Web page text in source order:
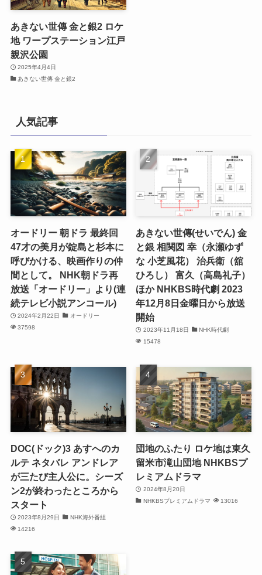
あきない世傳 金と銀2 ロケ
地 ワープステーション江戸
親沢公園
2025年4月4日
あきない世傳 金と銀2
人気記事
オードリー 朝ドラ 最終回
47才の美月が錠島と杉本に
呼びかける、映画作りの仲
間として。 NHK朝ドラ再
放送「オードリー」より(連
続テレビ小説アンコール)
2024年2月22日
オードリー
37598
あきない世傳(せいでん) 金
と銀 相関図 幸（永瀬ゆず
な 小芝風花） 治兵衛（舘
ひろし） 富久（高島礼子）
ほか NHKBS時代劇 2023
年12月8日金曜日から放送
開始
2023年11月18日
NHK時代劇
15478
DOC(ドック)3 あすへのカ
ルテ ネタバレ アンドレア
が三たび主人公に。シーズ
ン2が終わったところから
スタート
2023年8月29日
NHK海外番組
14216
団地のふたり ロケ地は東久
留米市滝山団地 NHKBSプ
レミアムドラマ
2024年8月20日
NHKBSプレミアムドラマ
13016